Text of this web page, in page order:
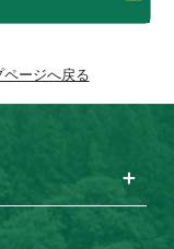
ページへ戻る